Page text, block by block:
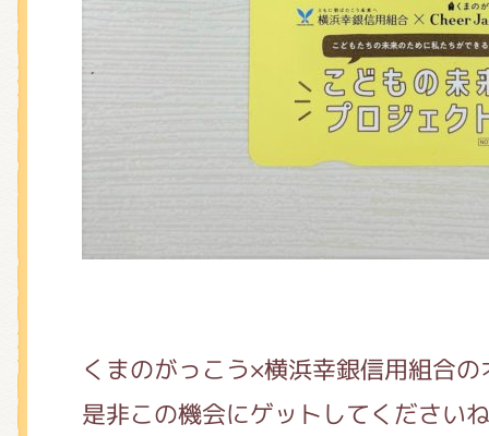
くまのがっこう×横浜幸銀信用組合
是非この機会にゲットしてくださいね